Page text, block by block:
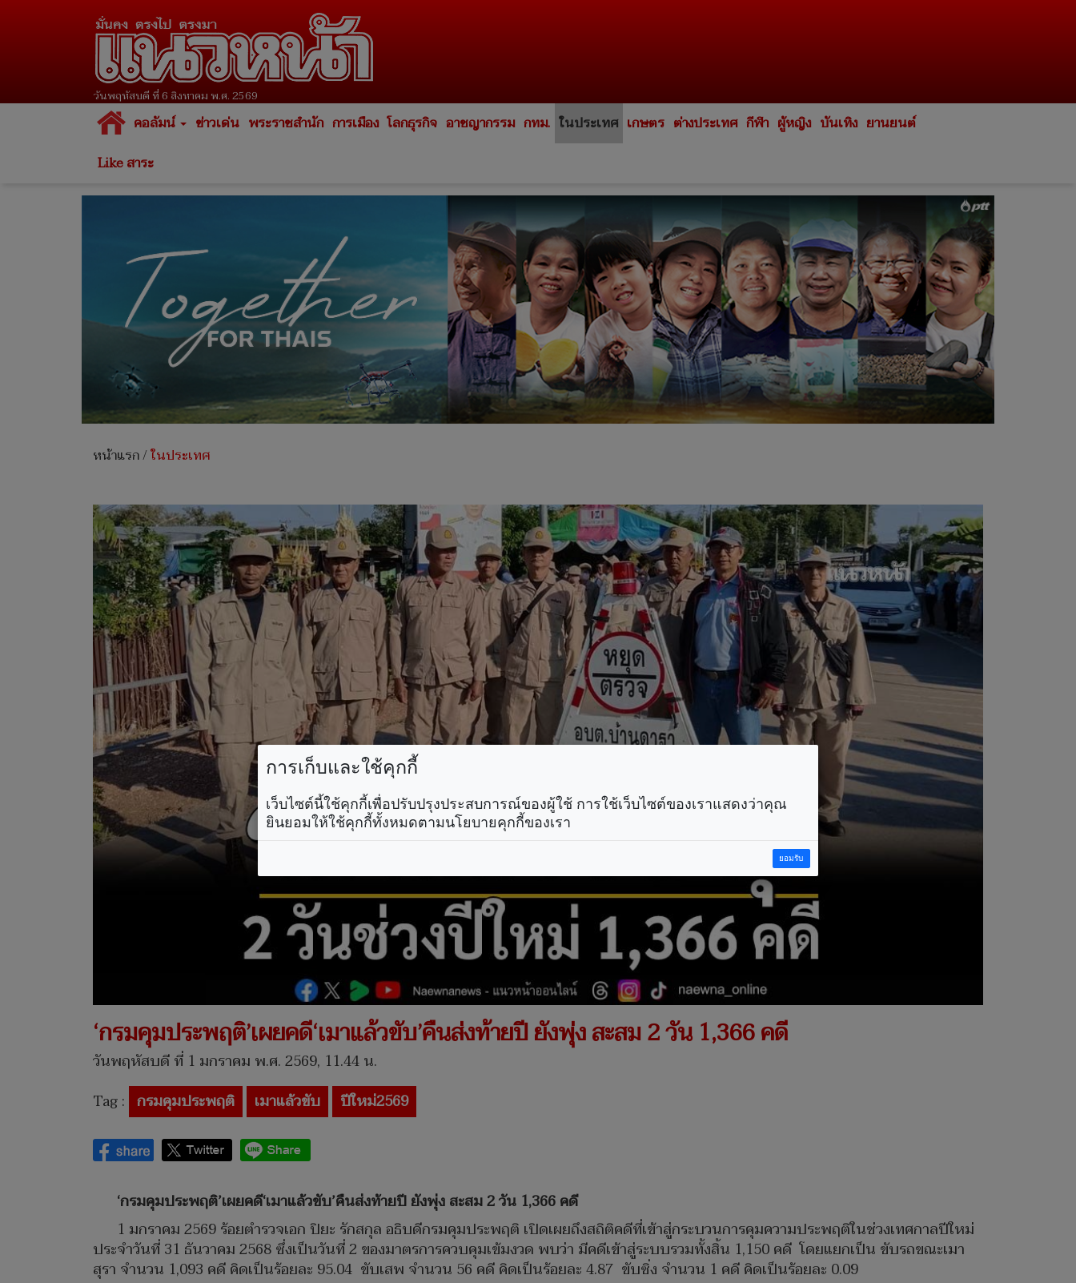
วันพฤหัสบดี ที่ 6 สิงหาคม พ.ศ. 2569
คอลัมน์ ข่าวเด่น พระราชสำนัก การเมือง โลกธุรกิจ อาชญากรรม กทม. ในประเทศ เกษตร ต่างประเทศ กีฬา ผู้หญิง บันเทิง ยานยนต์
Like สาระ
หน้าแรก/ในประเทศ
‘กรมคุมประพฤติ’เผยคดี‘เมาแล้วขับ’คืนส่งท้ายปี ยังพุ่ง สะสม 2 วัน 1,366 คดี
วันพฤหัสบดี ที่ 1 มกราคม พ.ศ. 2569, 11.44 น.
Tag : กรมคุมประพฤติ เมาแล้วขับ ปีใหม่2569
‘กรมคุมประพฤติ’เผยคดี‘เมาแล้วขับ’คืนส่งท้ายปี ยังพุ่ง สะสม 2 วัน 1,366 คดี
1 มกราคม 2569 ร้อยตำรวจเอก ปิยะ รักสกุล อธิบดีกรมคุมประพฤติ เปิดเผยถึงสถิติคดีที่เข้าสู่กระบวนการคุมความประพฤติในช่วงเทศกาลปีใหม่
ประจำวันที่ 31 ธันวาคม 2568 ซึ่งเป็นวันที่ 2 ของมาตรการควบคุมเข้มงวด พบว่า มีคดีเข้าสู่ระบบรวมทั้งสิ้น 1,150 คดี โดยแยกเป็น ขับรถขณะเมา
สุรา จำนวน 1,093 คดี คิดเป็นร้อยละ 95.04 ขับเสพ จำนวน 56 คดี คิดเป็นร้อยละ 4.87 ขับซิ่ง จำนวน 1 คดี คิดเป็นร้อยละ 0.09
การเก็บและใช้คุกกี้
เว็บไซต์นี้ใช้คุกกี้เพื่อปรับปรุงประสบการณ์ของผู้ใช้ การใช้เว็บไซต์ของเราแสดงว่าคุณ
ยินยอมให้ใช้คุกกี้ทั้งหมดตามนโยบายคุกกี้ของเรา
ยอมรับ